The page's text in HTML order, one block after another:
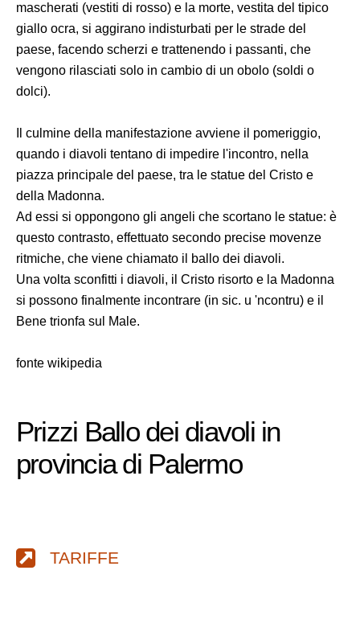
mascherati (vestiti di rosso) e la morte, vestita del tipico
giallo ocra, si aggirano indisturbati per le strade del
paese, facendo scherzi e trattenendo i passanti, che
vengono rilasciati solo in cambio di un obolo (soldi o
dolci).
Il culmine della manifestazione avviene il pomeriggio,
quando i diavoli tentano di impedire l'incontro, nella
piazza principale del paese, tra le statue del Cristo e
della Madonna.
Ad essi si oppongono gli angeli che scortano le statue: è
questo contrasto, effettuato secondo precise movenze
ritmiche, che viene chiamato il ballo dei diavoli.
Una volta sconfitti i diavoli, il Cristo risorto e la Madonna
si possono finalmente incontrare (in sic. u 'ncontru) e il
Bene trionfa sul Male.
fonte wikipedia
Prizzi Ballo dei diavoli in
provincia di Palermo
TARIFFE